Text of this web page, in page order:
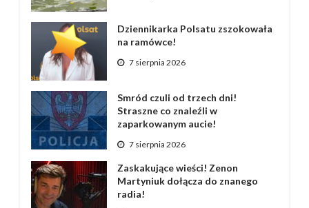
Dziennikarka Polsatu zszokowała
na ramówce!
7 sierpnia 2026
Smród czuli od trzech dni!
Straszne co znaleźli w
zaparkowanym aucie!
7 sierpnia 2026
Zaskakujące wieści! Zenon
Martyniuk dołącza do znanego
radia!